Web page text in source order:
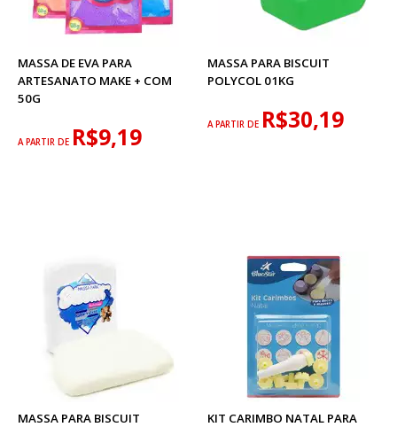
MASSA DE EVA PARA
ARTESANATO MAKE + COM
50G
A PARTIR DE R$9,19
MASSA PARA BISCUIT
POLYCOL 01KG
A PARTIR DE R$30,19
MASSA PARA BISCUIT
KIT CARIMBO NATAL PARA